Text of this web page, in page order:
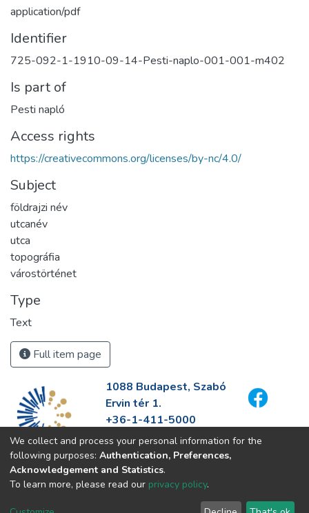
application/pdf
Identifier
725-092-1-1910-09-14-Pesti-naplo-001-001-m402
Is part of
Pesti napló
Access rights
https://creativecommons.org/licenses/by-nc/4.0/
Subject
földrajzi név
utcanév
utca
topográfia
várostörténet
Type
Text
Full item page
1088 Budapest, Szabó
Ervin tér 1.
+36-1-411-5000
info@fszek.hu
https://fszek.hu
We collect and process your personal information for the
following purposes: Authentication, Preferences,
Acknowledgement and Statistics.
To learn more, please read our privacy policy.